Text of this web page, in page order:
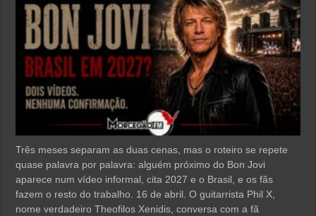
Três meses separam as duas cenas, mas o roteiro se repete
quase palavra por palavra: alguém próximo do Bon Jovi
aparece num vídeo informal, cita 2027 e o Brasil, e os fãs
fazem o resto do trabalho. 16 de abril. O guitarrista Phil X,
nome verdadeiro Theofilos Xenidis, conversa com a fã